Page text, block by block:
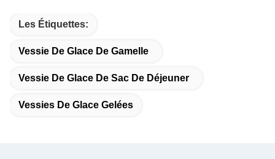
Les Étiquettes:
Vessie De Glace De Gamelle
Vessie De Glace De Sac De Déjeuner
Vessies De Glace Gelées